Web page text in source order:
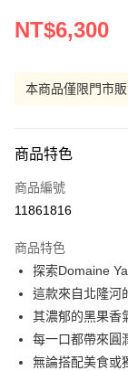
NT$6,300
本商品僅限門市
商品特色
商品編號
11861816
商品特色
探索Domaine
這款來自北隆河
其濃郁的黑果香
每一口都帶來圓
無論搭配美食或